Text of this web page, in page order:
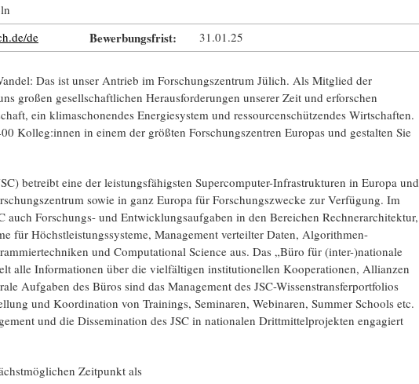
de Bewerbungsfrist: 31.01.25
Das ist unser Antrieb im For­schungs­zen­trum Jülich. Als Mitglied der
großen gesell­schaft­lichen Heraus­forde­rungen unserer Zeit und erfor­schen
ein klima­schonendes Energie­system und res­sour­cen­schüt­zendes Wirt­schaften.
Kolleg:innen in einem der größten For­schungs­zen­tren Europas und gestalten Sie
betreibt eine der leistungsfähigsten Supercomputer-Infrastrukturen in Europa und
sowie in ganz Europa für Forschungs­zwecke zur Verfügung. Im
auch Forschungs- und Entwicklungs­aufgaben in den Bereichen Rechnerarchitektur,
für Höchst­leistungs­systeme, Management verteilter Daten, Algorithmen-
und Computational Science aus. Das „Büro für (inter-)nationale
alle Informationen über die vielfältigen institutionellen Kooperationen, Allianzen
Aufgaben des Büros sind das Management des JSC-Wissens­transfer­portfolios
und Koordination von Trainings, Seminaren, Webinaren, Summer Schools etc.
und die Dissemination des JSC in nationalen Dritt­mittel­projekten engagiert
Zeitpunkt als